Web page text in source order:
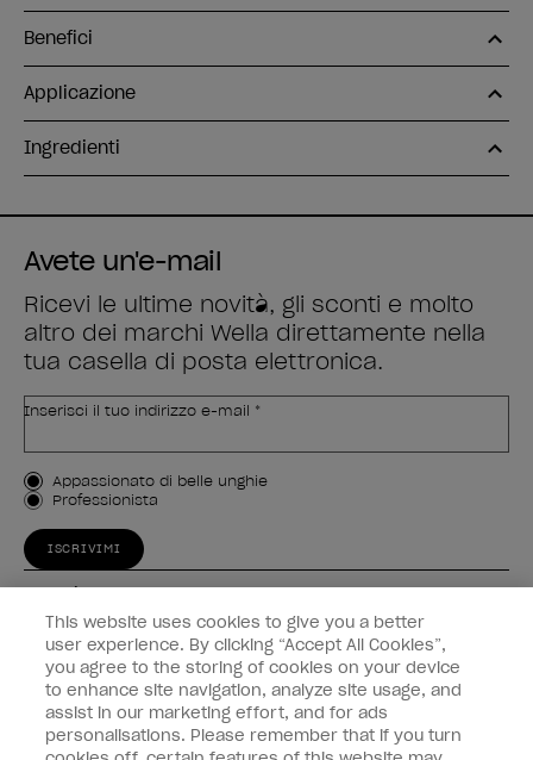
Benefici
Applicazione
Ingredienti
Avete un'e-mail
Ricevi le ultime novità, gli sconti e molto
altro dei marchi Wella direttamente nella
tua casella di posta elettronica.
Inserisci il tuo indirizzo e-mail *
Tipo di cliente
Appassionato di belle unghie
Professionista
ISCRIVIMI
Esperienza
Collegati
Informazioni sul cliente
This website uses cookies to give you a better
user experience. By clicking “Accept All Cookies”,
you agree to the storing of cookies on your device
to enhance site navigation, analyze site usage, and
assist in our marketing effort, and for ads
personalisations. Please remember that if you turn